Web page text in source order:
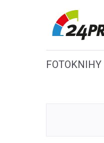
FOTOKNIHY